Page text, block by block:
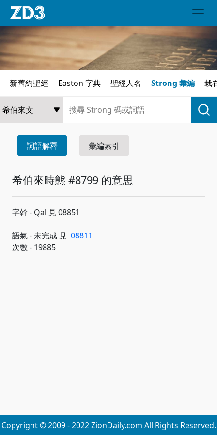
新舊約聖經 Easton 字典 聖經人名 Strong 彙編 栽
詞語解釋 彙編索引
希伯來時態 #8799 的意思
字幹 - Qal 見 08851
語氣 - 未完成 見 08811
次數 - 19885
Copyright © 2009 - 2022 ZionDaily.com All Rights Reserved.